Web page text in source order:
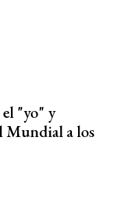
"yo" y
Mundial a los